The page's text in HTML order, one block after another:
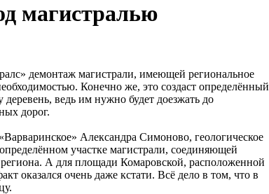
магистралью
демонтаж магистрали, имеющей региональное
Конечно же, это создаст определённый
ведь им нужно будет доезжать до
дорог.
Александра Симоново, геологическое
участке магистрали, соединяющей
А для площади Комаровской, расположенной
оказался очень даже кстати. Всё дело в том, что в